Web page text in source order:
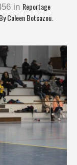
in Reportage
Coleen Botcazou.